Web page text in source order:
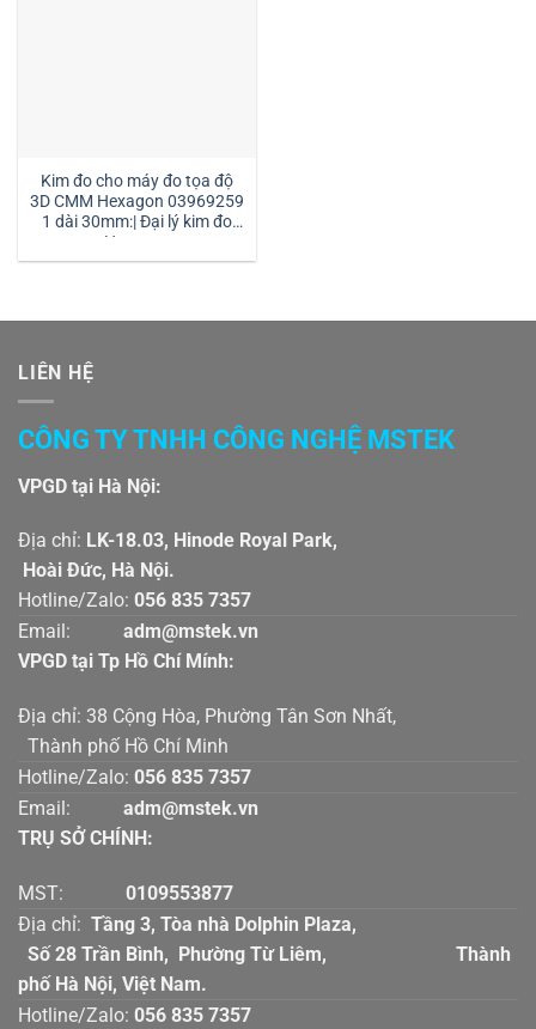
Kim đo cho máy đo tọa độ
3D CMM Hexagon 03969259
1 dài 30mm:| Đại lý kim đo
Hexagon
LIÊN HỆ
CÔNG TY TNHH CÔNG NGHỆ MSTEK
VPGD tại Hà Nội:
Địa chỉ: LK-18.03, Hinode Royal Park,
Hoài Đức, Hà Nội.
Hotline/Zalo: 056 835 7357
Email:
adm@mstek.vn
VPGD tại Tp Hồ Chí Mính:
Địa chỉ: 38 Cộng Hòa, Phường Tân Sơn Nhất,
Thành phố Hồ Chí Minh
Hotline/Zalo: 056 835 7357
Email:
adm@mstek.vn
TRỤ SỞ CHÍNH:
MST: 0109553877
Địa chỉ: Tầng 3, Tòa nhà Dolphin Plaza,
Số 28 Trần Bình, Phường Từ Liêm, Thành
phố Hà Nội, Việt Nam.
Hotline/Zalo: 056 835 7357